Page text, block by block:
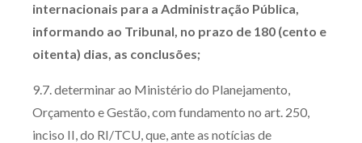
internacionais para a Administração Pública,
informando ao Tribunal, no prazo de 180 (cento e
oitenta) dias, as conclusões;
9.7. determinar ao Ministério do Planejamento,
Orçamento e Gestão, com fundamento no art. 250,
inciso II, do RI/TCU, que, ante as notícias de